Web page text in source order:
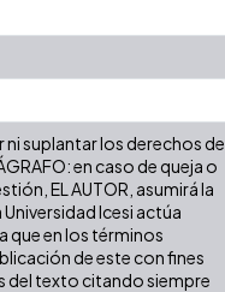
ni suplantar los derechos de
en caso de queja o
EL AUTOR, asumirá la
Icesi actúa
que en los términos
de este con fines
del texto citando siempre